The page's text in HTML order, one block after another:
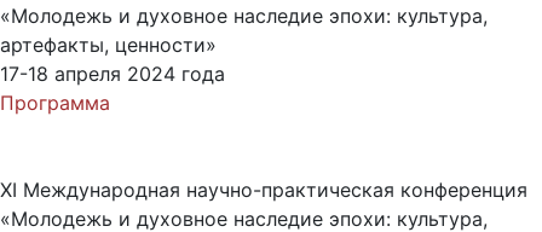
«Молодежь и духовное наследие эпохи: культура,
артефакты, ценности»
17-18 апреля 2024 года
Программа
XI Международная научно-практическая конференция
«Молодежь и духовное наследие эпохи: культура,